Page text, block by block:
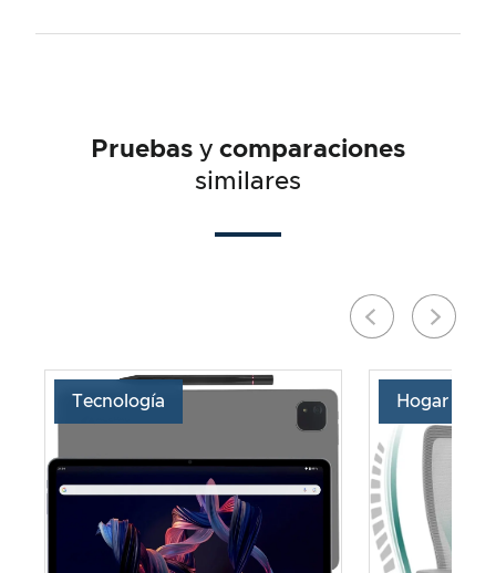
Pruebas y comparaciones
similares
Tecnología Hogar